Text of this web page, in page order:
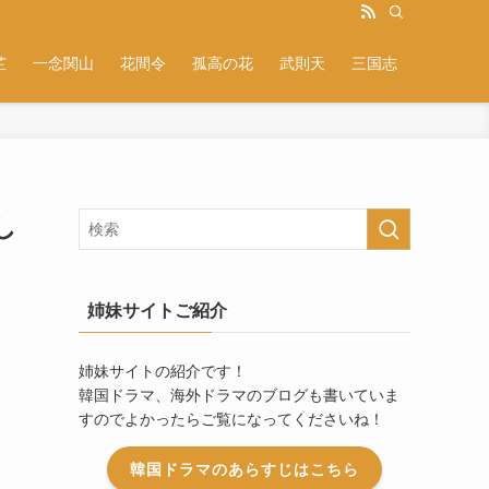
一念関山 花間令 孤高の花 武則天 三国志
姉妹サイトご紹介
姉妹サイトの紹介です！
韓国ドラマ、海外ドラマのブログも書いていま
すのでよかったらご覧になってくださいね！
韓国ドラマのあらすじはこちら